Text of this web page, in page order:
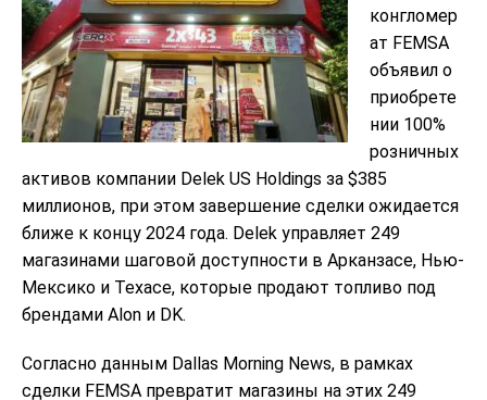
конгломер
ат FEMSA
объявил о
приобрете
нии 100%
розничных
активов компании Delek US Holdings за $385
миллионов, при этом завершение сделки ожидается
ближе к концу 2024 года. Delek управляет 249
магазинами шаговой доступности в Арканзасе, Нью-
Мексико и Техасе, которые продают топливо под
брендами Alon и DK.
Согласно данным Dallas Morning News, в рамках
сделки FEMSA превратит магазины на этих 249